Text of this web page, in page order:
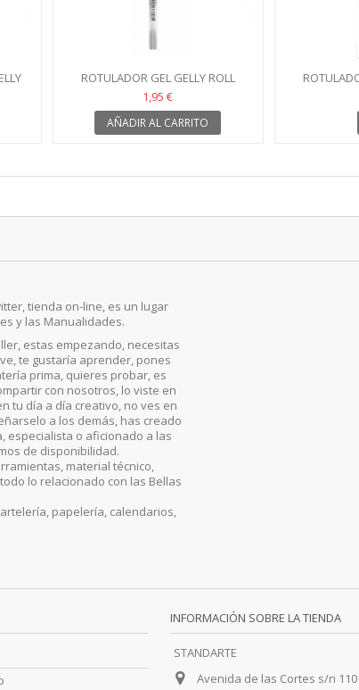
ROTULADOR GEL GELLY ROLL
SAKURA PLATA
1,95 €
AÑADIR AL CARRITO
tienda on-line, es un lugar
y las Manualidades.
estas empezando, necesitas
te gustaría aprender, pones
prima, quieres probar, es
con nosotros, lo viste en
tu día a día creativo, no ves en
a los demás, has creado
especialista o aficionado a las
de disponibilidad.
material técnico,
lo relacionado con las Bellas
papelería, calendarios,
INFORMACIÓN SOBRE LA TIENDA
STANDARTE
Avenida de las Cortes s/n